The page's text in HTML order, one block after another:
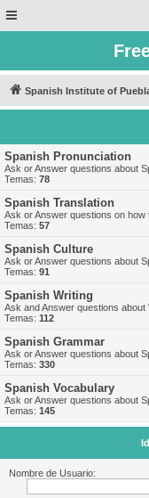
Spanish Institute of
Spanish Pronunciation
Ask or Answer questions about
Temas: 78
Spanish Translation
Ask or Answer questions on how
Temas: 57
Spanish Culture
Ask or Answer questions about
Temas: 91
Spanish Writing
Ask and Answer questions about
Temas: 112
Spanish Grammar
Ask or Answer questions about
Temas: 330
Spanish Vocabulary
Ask or Answer questions about
Temas: 145
Nombre de Usuario: